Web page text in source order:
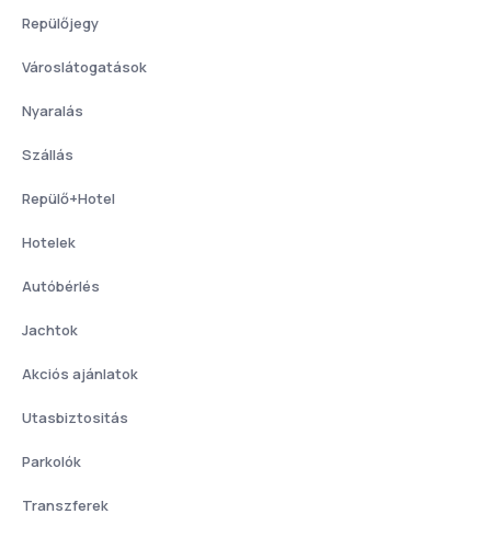
Repülőjegy
Városlátogatások
Nyaralás
Szállás
Repülő+Hotel
Hotelek
Autóbérlés
Jachtok
Akciós ajánlatok
Utasbiztositás
Parkolók
Transzferek